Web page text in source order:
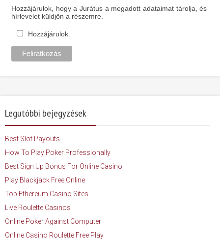
Hozzájárulok, hogy a Jurátus a megadott adataimat tárolja, és
hírlevelet küldjön a részemre.
Hozzájárulok.
Legutóbbi bejegyzések
Best Slot Payouts
How To Play Poker Professionally
Best Sign Up Bonus For Online Casino
Play Blackjack Free Online
Top Ethereum Casino Sites
Live Roulette Casinos
Online Poker Against Computer
Online Casino Roulette Free Play